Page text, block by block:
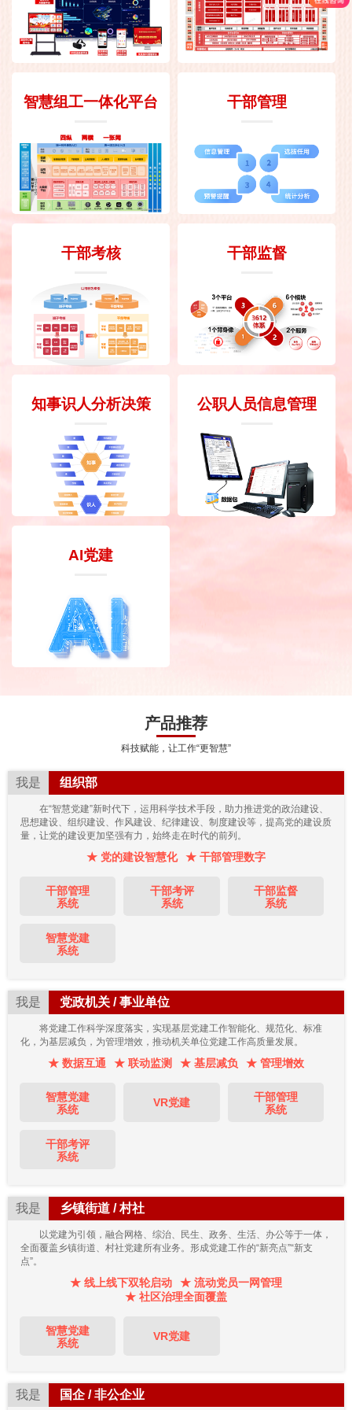
智慧组工一体化平台 干部管理
干部考核 干部监督
知事识人分析决策 公职人员信息管理
AI党建
产品推荐
科技赋能，让工作“更智慧”
我是 组织部
在“智慧党建”新时代下，运用科学技术手段，助力推进党的政治建设、
思想建设、组织建设、作风建设、纪律建设、制度建设等，提高党的建设质
量，让党的建设更加坚强有力，始终走在时代的前列。
★ 党的建设智慧化 ★ 干部管理数字
干部管理
系统
干部考评
系统
干部监督
系统
智慧党建
系统
我是 党政机关 / 事业单位
将党建工作科学深度落实，实现基层党建工作智能化、规范化、标准
化，为基层减负，为管理增效，推动机关单位党建工作高质量发展。
★ 数据互通 ★ 联动监测 ★ 基层减负 ★ 管理增效
智慧党建
系统
VR党建
干部管理
系统
干部考评
系统
我是 乡镇街道 / 村社
以党建为引领，融合网格、综治、民生、政务、生活、办公等于一体，
全面覆盖乡镇街道、村社党建所有业务。形成党建工作的“新亮点”“新支
点”。
★ 线上线下双轮启动
★ 流动党员一网管理
★ 社区治理全面覆盖
智慧党建
系统
VR党建
我是 国企 / 非公企业